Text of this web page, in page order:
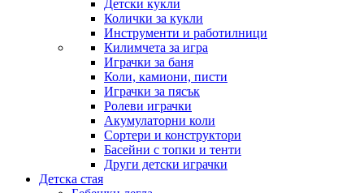
Детски кукли
Колички за кукли
Инструменти и работилници
Килимчета за игра
Играчки за баня
Коли, камиони, писти
Играчки за пясък
Ролеви играчки
Акумулаторни коли
Сортери и конструктори
Басейни с топки и тенти
Други детски играчки
Детска стая